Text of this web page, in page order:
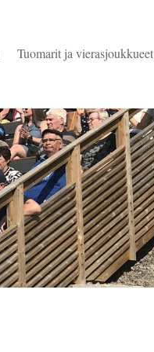
Tuomarit ja vierasjoukkueet